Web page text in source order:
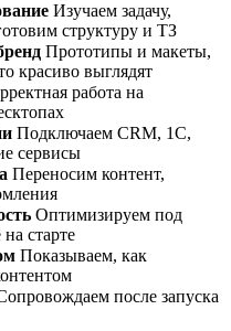
Изучаем задачу,
структуру и ТЗ
Прототипы и макеты,
красиво выглядят
работа на
Подключаем CRM, 1С,
сервисы
Переносим контент,
Оптимизируем под
старте
Показываем, как
после запуска